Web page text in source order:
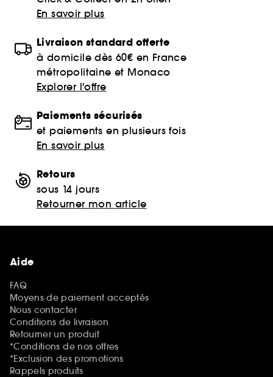
En savoir plus
Livraison standard offerte
à domicile dès 60€ en France
métropolitaine et Monaco
Explorer l'offre
Paiements sécurisés
et paiements en plusieurs fois
En savoir plus
Retours
sous 14 jours
Retourner mon article
Aide
FAQ
Moyens de paiement acceptés
Nous contacter
Conditions de livraison
Retourner un produit
*Conditions de nos offres
*Exclusion des promotions
Rappels produits